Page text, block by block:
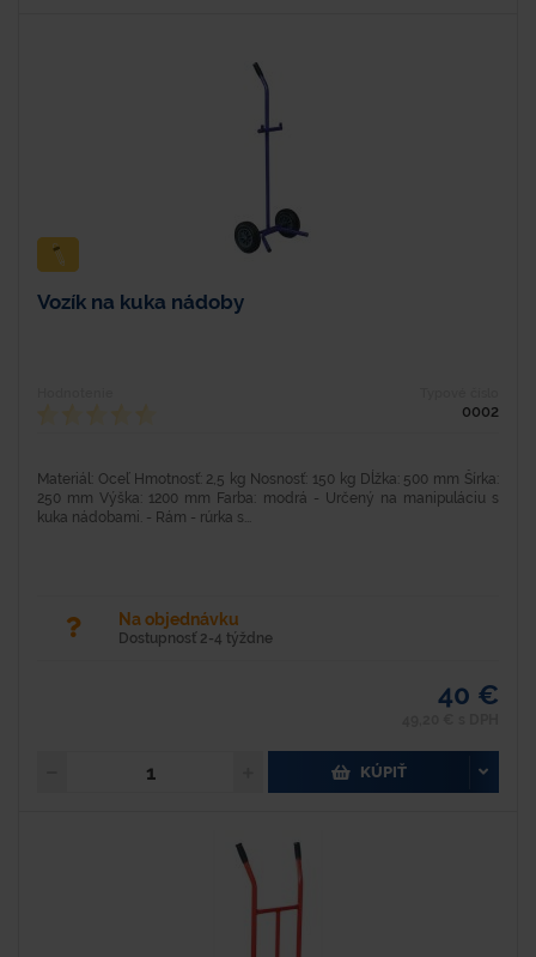
Vozík na kuka nádoby
0002
Materiál: Oceľ Hmotnosť: 2,5 kg Nosnosť: 150 kg Dĺžka: 500 mm Šírka:
250 mm Výška: 1200 mm Farba: modrá - Určený na manipuláciu s
kuka nádobami. - Rám - rúrka s...
Na objednávku
Dostupnosť 2-4 týždne
40 €
KÚPIŤ